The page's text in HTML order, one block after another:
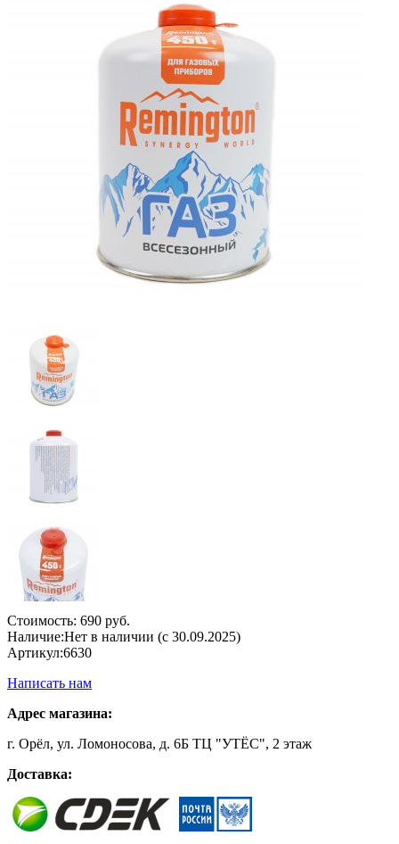
Стоимость: 690 руб.
Наличие:Нет в наличии (с 30.09.2025)
Артикул:6630
Написать нам
Адрес магазина:
г. Орёл, ул. Ломоносова, д. 6Б ТЦ "УТЁС", 2 этаж
Доставка: